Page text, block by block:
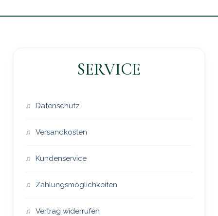
SERVICE
Datenschutz
Versandkosten
Kundenservice
Zahlungsmöglichkeiten
Vertrag widerrufen